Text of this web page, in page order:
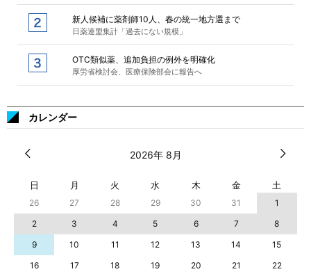
新人候補に薬剤師10人、春の統一地方選まで
日薬連盟集計「過去にない規模」
OTC類似薬、追加負担の例外を明確化
厚労省検討会、医療保険部会に報告へ
カレンダー
2026年 8月
日 月 火 水 木 金 土
26 27 28 29 30 31
1
2
3 4 5 6 7
8
9
10 11 12 13 14
15
16
17 18 19 20 21
22